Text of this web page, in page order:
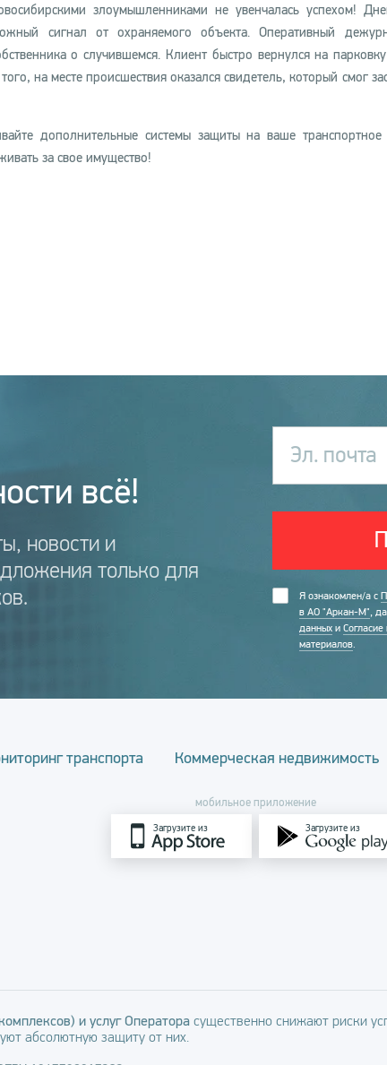
злоумышленниками не увенчалась успехом!
сигнал от охраняемого объекта. Оперативный
о случившемся. Клиент быстро вернулся на
на месте происшествия оказался свидетель, который смог
дополнительные системы защиты на ваше транспортное
за свое имущество!
всё!
новости и
только для
Эл. почта
Я ознакомлен/а с
в АО "Аркан-М",
данных и
материалов.
транспорта Коммерческая недвижимость
мобильное приложение
Загрузите из Загрузите из
и услуг Оператора существенно снижают риски
абсолютную защиту от них.